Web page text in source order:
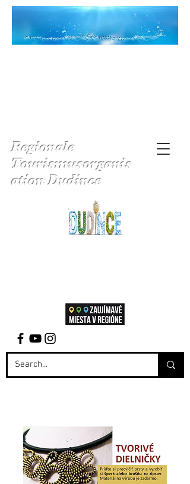
Regionale
Tourismusorganis
ation Dudince